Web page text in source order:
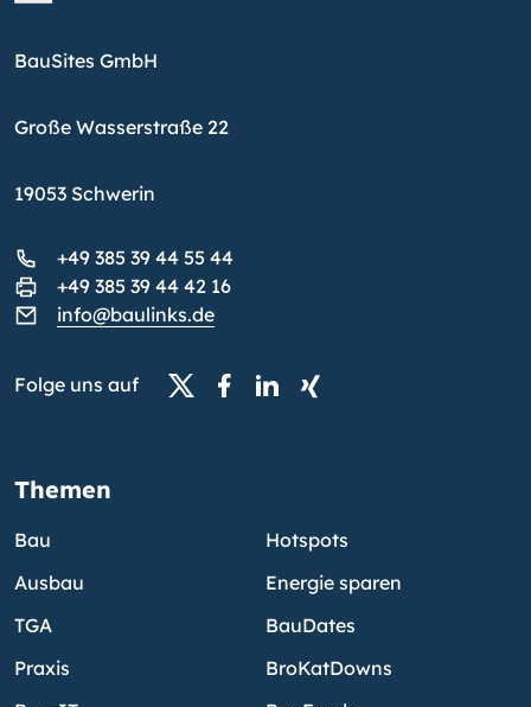
BauSites GmbH
Große Wasserstraße 22
19053 Schwerin
+49 385 39 44 55 44
+49 385 39 44 42 16
info@baulinks.de
Folge uns auf
Themen
Bau
Ausbau
TGA
Praxis
Hotspots
Energie sparen
BauDates
BroKatDowns